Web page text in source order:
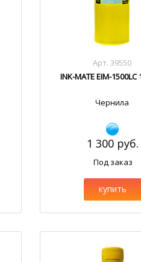
Арт. 39550
INK-MATE EIM-1500LC
Чернила
1 300 руб.
Под заказ
купить